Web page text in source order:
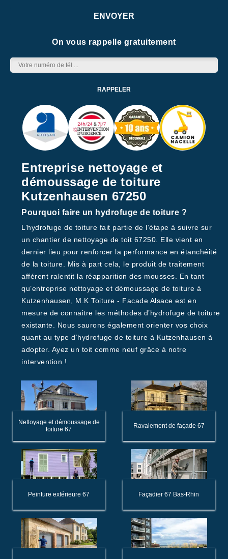
On vous rappelle gratuitement
Entreprise nettoyage et
démoussage de toiture
Kutzenhausen 67250
Pourquoi faire un hydrofuge de toiture ?
L’hydrofuge de toiture fait partie de l’étape à suivre sur
un chantier de nettoyage de toit 67250. Elle vient en
dernier lieu pour renforcer la performance en étanchéité
de la toiture. Mis à part cela, le produit de traitement
afférent ralentit la réapparition des mousses. En tant
qu’entreprise nettoyage et démoussage de toiture à
Kutzenhausen, M.K Toiture - Facade Alsace est en
mesure de connaitre les méthodes d’hydrofuge de toiture
existante. Nous saurons également orienter vos choix
quant au type d’hydrofuge de toiture à Kutzenhausen à
adopter. Ayez un toit comme neuf grâce à notre
intervention !
Nettoyage et démoussage de
toiture 67
Ravalement de façade 67
Peinture extérieure 67 Façadier 67 Bas-Rhin